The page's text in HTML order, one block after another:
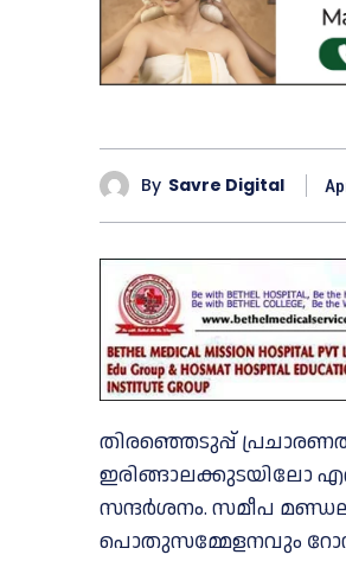
By Savre Digital
തിരഞ്ഞെടുപ്പ്
ഇരിങ്ങാലക്കുടയിലോ
സന്ദര്‍ശനം. സമീപ
പൊതുസമ്മേളനവും